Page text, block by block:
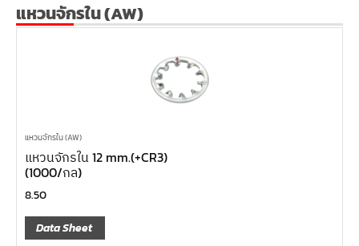
แหวนจักรใน (AW)
แหวนจักรใน (AW)
แหวนจักรใน 12 mm.(+CR3)
(1000/กล)
8.50
Data Sheet